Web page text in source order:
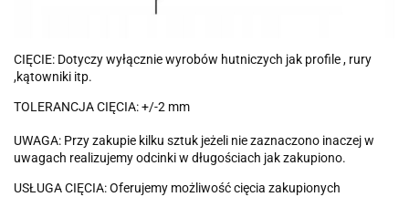
CIĘCIE: Dotyczy wyłącznie wyrobów hutniczych jak profile , rury
,kątowniki itp.
TOLERANCJA CIĘCIA: +/-2 mm
UWAGA: Przy zakupie kilku sztuk jeżeli nie zaznaczono inaczej w
uwagach realizujemy odcinki w długościach jak zakupiono.
USŁUGA CIĘCIA: Oferujemy możliwość cięcia zakupionych